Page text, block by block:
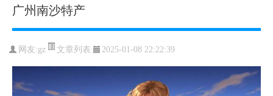
广州南沙特产
网友:gz 文章列表 2025-01-08 22:22:39